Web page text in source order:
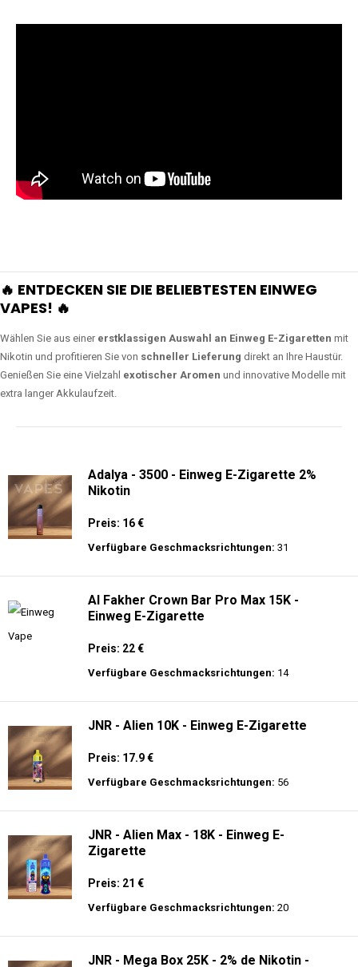
🔥 ENTDECKEN SIE DIE BELIEBTESTEN EINWEG
VAPES! 🔥
Wählen Sie aus einer erstklassigen Auswahl an Einweg E-Zigaretten mit
Nikotin und profitieren Sie von schneller Lieferung direkt an Ihre Haustür.
Genießen Sie eine Vielzahl exotischer Aromen und innovative Modelle mit
extra langer Akkulaufzeit.
Adalya - 3500 - Einweg E-Zigarette 2%
Nikotin
Preis: 16 €
Verfügbare Geschmacksrichtungen: 31
Al Fakher Crown Bar Pro Max 15K -
Einweg E-Zigarette
Preis: 22 €
Verfügbare Geschmacksrichtungen: 14
JNR - Alien 10K - Einweg E-Zigarette
Preis: 17.9 €
Verfügbare Geschmacksrichtungen: 56
JNR - Alien Max - 18K - Einweg E-
Zigarette
Preis: 21 €
Verfügbare Geschmacksrichtungen: 20
JNR - Mega Box 25K - 2% de Nikotin -